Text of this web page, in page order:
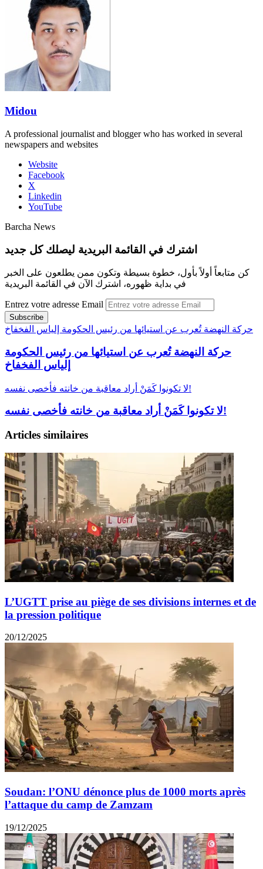
Midou
A professional journalist and blogger who has worked in several
newspapers and websites
Website
Facebook
X
Linkedin
YouTube
Barcha News
اشترك في القائمة البريدية ليصلك كل جديد
كن متابعاً أولاً بأول، خطوة بسيطة وتكون ممن يطلعون على الخبر
في بداية ظهوره، اشترك الآن في القائمة البريدية
Entrez votre adresse Email
حركة النهضة تُعرب عن استيائها من رئيس الحكومة إلياس الفخفاخ
حركة النهضة تُعرب عن استيائها من رئيس الحكومة
إلياس الفخفاخ
لا تكونوا كَمَنْ أراد معاقبة من خانته فأخصى نفسه!
لا تكونوا كَمَنْ أراد معاقبة من خانته فأخصى نفسه!
Articles similaires
L’UGTT prise au piège de ses divisions internes et de
la pression politique
20/12/2025
Soudan: l’ONU dénonce plus de 1000 morts après
l’attaque du camp de Zamzam
19/12/2025